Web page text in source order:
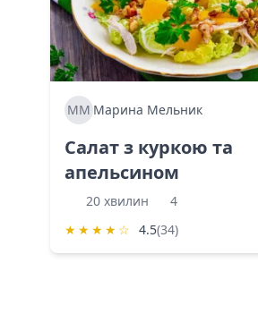
ММ Марина Мельник
Салат з куркою та
апельсином
20 хвилин
4
★ ★ ★ ★ ☆ 4.5(34)